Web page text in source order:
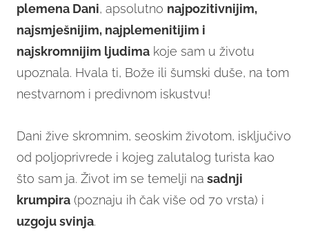
plemena Dani, apsolutno najpozitivnijim,
najsmješnijim, najplemenitijim i
najskromnijim ljudima koje sam u životu
upoznala. Hvala ti, Bože ili šumski duše, na tom
nestvarnom i predivnom iskustvu!
Dani žive skromnim, seoskim životom, isključivo
od poljoprivrede i kojeg zalutalog turista kao
što sam ja. Život im se temelji na sadnji
krumpira (poznaju ih čak više od 70 vrsta) i
uzgoju svinja.